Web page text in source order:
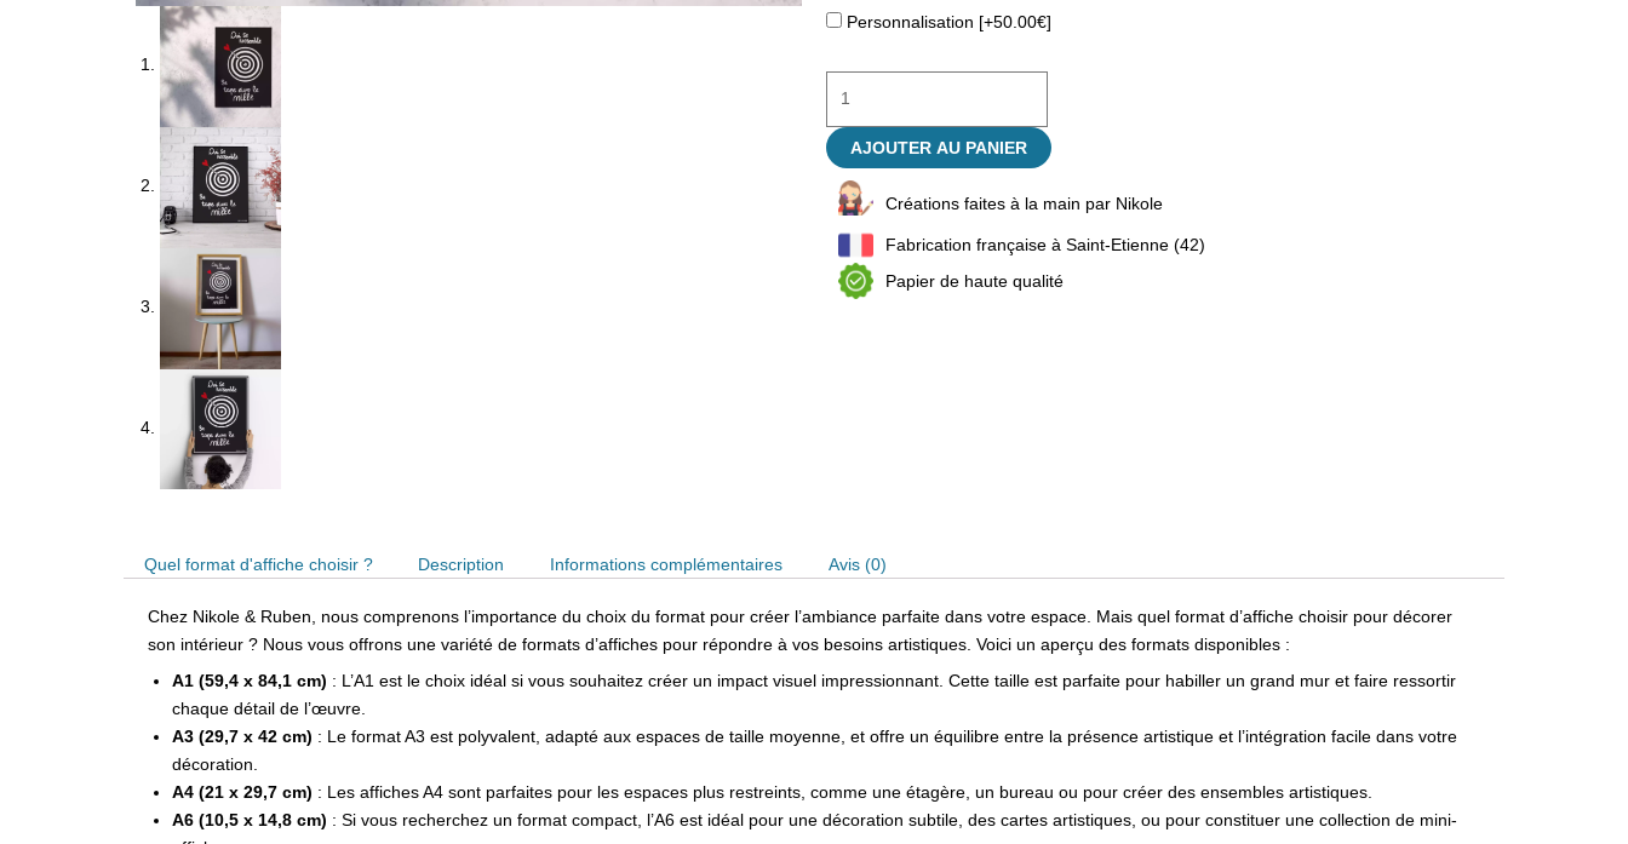
Personnalisation [+50.00€]
AJOUTER AU PANIER
Créations faites à la main par Nikole
Fabrication française à Saint-Etienne (42)
Papier de haute qualité
Quel format d'affiche choisir ? Description Informations complémentaires Avis (0)
Chez Nikole & Ruben, nous comprenons l’importance du choix du format pour créer l’ambiance parfaite dans votre espace. Mais quel format d’affiche choisir pour décorer
son intérieur ? Nous vous offrons une variété de formats d’affiches pour répondre à vos besoins artistiques. Voici un aperçu des formats disponibles :
A1 (59,4 x 84,1 cm) : L’A1 est le choix idéal si vous souhaitez créer un impact visuel impressionnant. Cette taille est parfaite pour habiller un grand mur et faire ressortir
chaque détail de l’œuvre.
A3 (29,7 x 42 cm) : Le format A3 est polyvalent, adapté aux espaces de taille moyenne, et offre un équilibre entre la présence artistique et l’intégration facile dans votre
décoration.
A4 (21 x 29,7 cm) : Les affiches A4 sont parfaites pour les espaces plus restreints, comme une étagère, un bureau ou pour créer des ensembles artistiques.
A6 (10,5 x 14,8 cm) : Si vous recherchez un format compact, l’A6 est idéal pour une décoration subtile, des cartes artistiques, ou pour constituer une collection de mini-